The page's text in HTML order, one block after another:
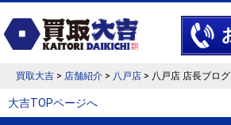
買取大吉 > 店舗紹介 > 八戸店 > 八戸店 店長ブログ
大吉TOPページへ